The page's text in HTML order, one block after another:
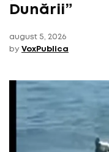
Dunării”
august 5, 2026
by VoxPublica